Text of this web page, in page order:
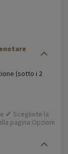
(sotto i 2
✔ Scegliete la
pagina Opzioni